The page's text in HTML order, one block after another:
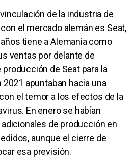
de la industria de
el mercado alemán es Seat,
tiene a Alemania como
ventas por delante de
producción de Seat para la
apuntaban hacia una
el temor a los efectos de la
En enero se habían
de producción en
aunque el cierre de
esa previsión.